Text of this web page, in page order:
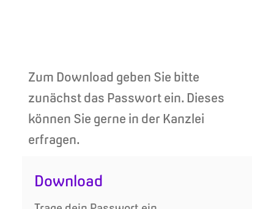
Zum Download geben Sie bitte
zunächst das Passwort ein. Dieses
können Sie gerne in der Kanzlei
erfragen.
Download